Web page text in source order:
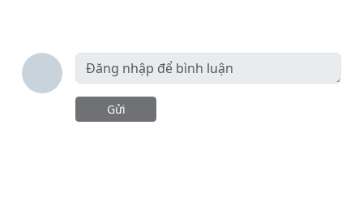
Gửi